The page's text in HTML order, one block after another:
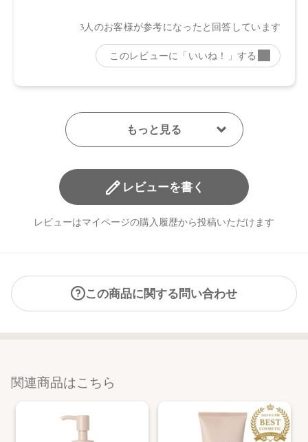
レビューを書く
レビューはマイページの購入履歴から投稿いただけます
この商品に関する問い合わせ
関連商品はこちら